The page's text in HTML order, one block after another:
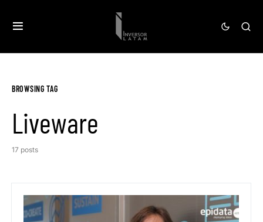
BROWSING TAG
Liveware
17 posts